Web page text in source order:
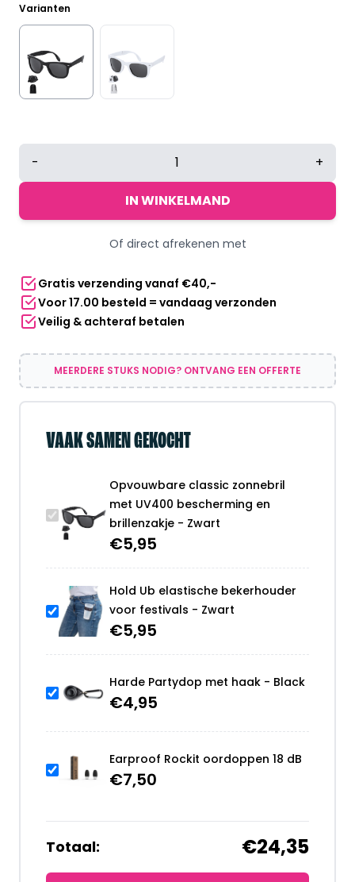
Varianten
Opvouwbare
zonnebril
brillenzakje
-
Zwart
- +
IN WINKELMAND
Of direct afrekenen met
Gratis verzending vanaf €40,-
Voor 17.00 besteld = vandaag verzonden
Veilig & achteraf betalen
MEERDERE STUKS NODIG? ONTVANG EEN OFFERTE
VAAK SAMEN GEKOCHT
Opvouwbare classic zonnebril
met UV400 bescherming en
brillenzakje - Zwart
€5,95
Hold Ub elastische bekerhouder
voor festivals - Zwart
€5,95
Harde Partydop met haak - Black
€4,95
Earproof Rockit oordoppen 18 dB
€7,50
Totaal: €24,35